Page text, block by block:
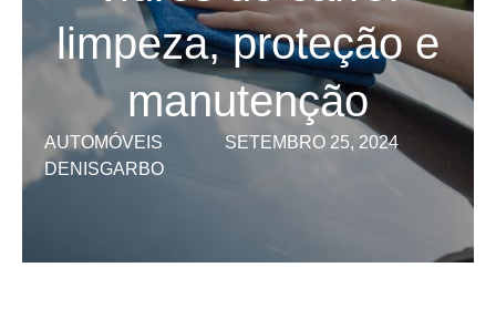
limpeza, proteção e
manutenção
AUTOMÓVEIS
SETEMBRO 25, 2024
DENISGARBO